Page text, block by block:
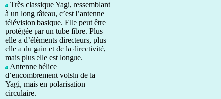
Très classique Yagi, ressemblant
à un long râteau, c’est l’antenne
télévision basique. Elle peut être
protégée par un tube fibre. Plus
elle a d’éléments directeurs, plus
elle a du gain et de la directivité,
mais plus elle est longue.
Antenne hélice
d’encombrement voisin de la
Yagi, mais en polarisation
circulaire.